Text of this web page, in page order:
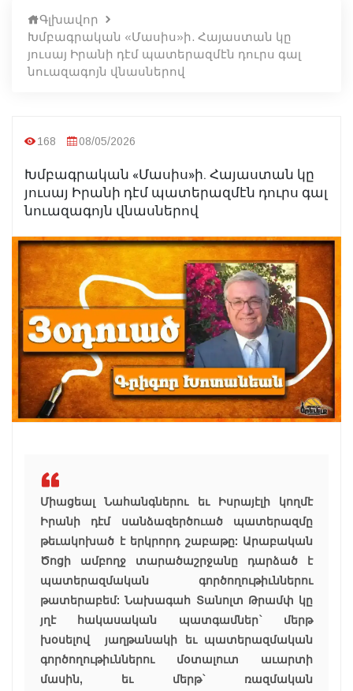
Գլխավոր
Խմբագրական «Մասիս»ի. Հայաստան կը
յուսայ Իրանի դէմ պատերազմէն դուրս գալ
նուազագոյն վնասներով
168 08/05/2026
Խմբագրական «Մասիս»ի. Հայաստան կը
յուսայ Իրանի դէմ պատերազմէն դուրս գալ
նուազագոյն վնասներով
Միացեալ Նահանգներու եւ Իսրայէլի կողմէ
Իրանի դէմ սանձազերծուած պատերազմը
թեւակոխած է երկրորդ շաբաթը: Արաբական
Ծոցի ամբողջ տարածաշրջանը դարձած է
պատերազմական գործողութիւններու
թատերաբեմ: Նախագահ Տանոլտ Թրամփ կը
յղէ հակասական պատգամներ` մերթ
խօսելով յաղթանակի եւ պատերազմական
գործողութիւններու մօտալուտ աւարտի
մասին, եւ մերթ` ռազմական